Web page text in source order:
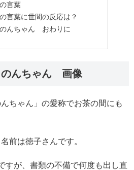
言葉
言葉に世間の反応は？
んちゃん おわりに
んちゃん 画像
ちゃん」の愛称でお茶の間にも
前は徳子さんです。
すが、書類の不備で何度も出し直